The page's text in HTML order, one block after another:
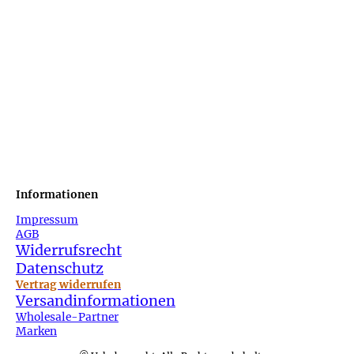
Informationen
Impressum
AGB
Widerrufsrecht
Datenschutz
Vertrag widerrufen
Versandinformationen
Wholesale-Partner
Marken